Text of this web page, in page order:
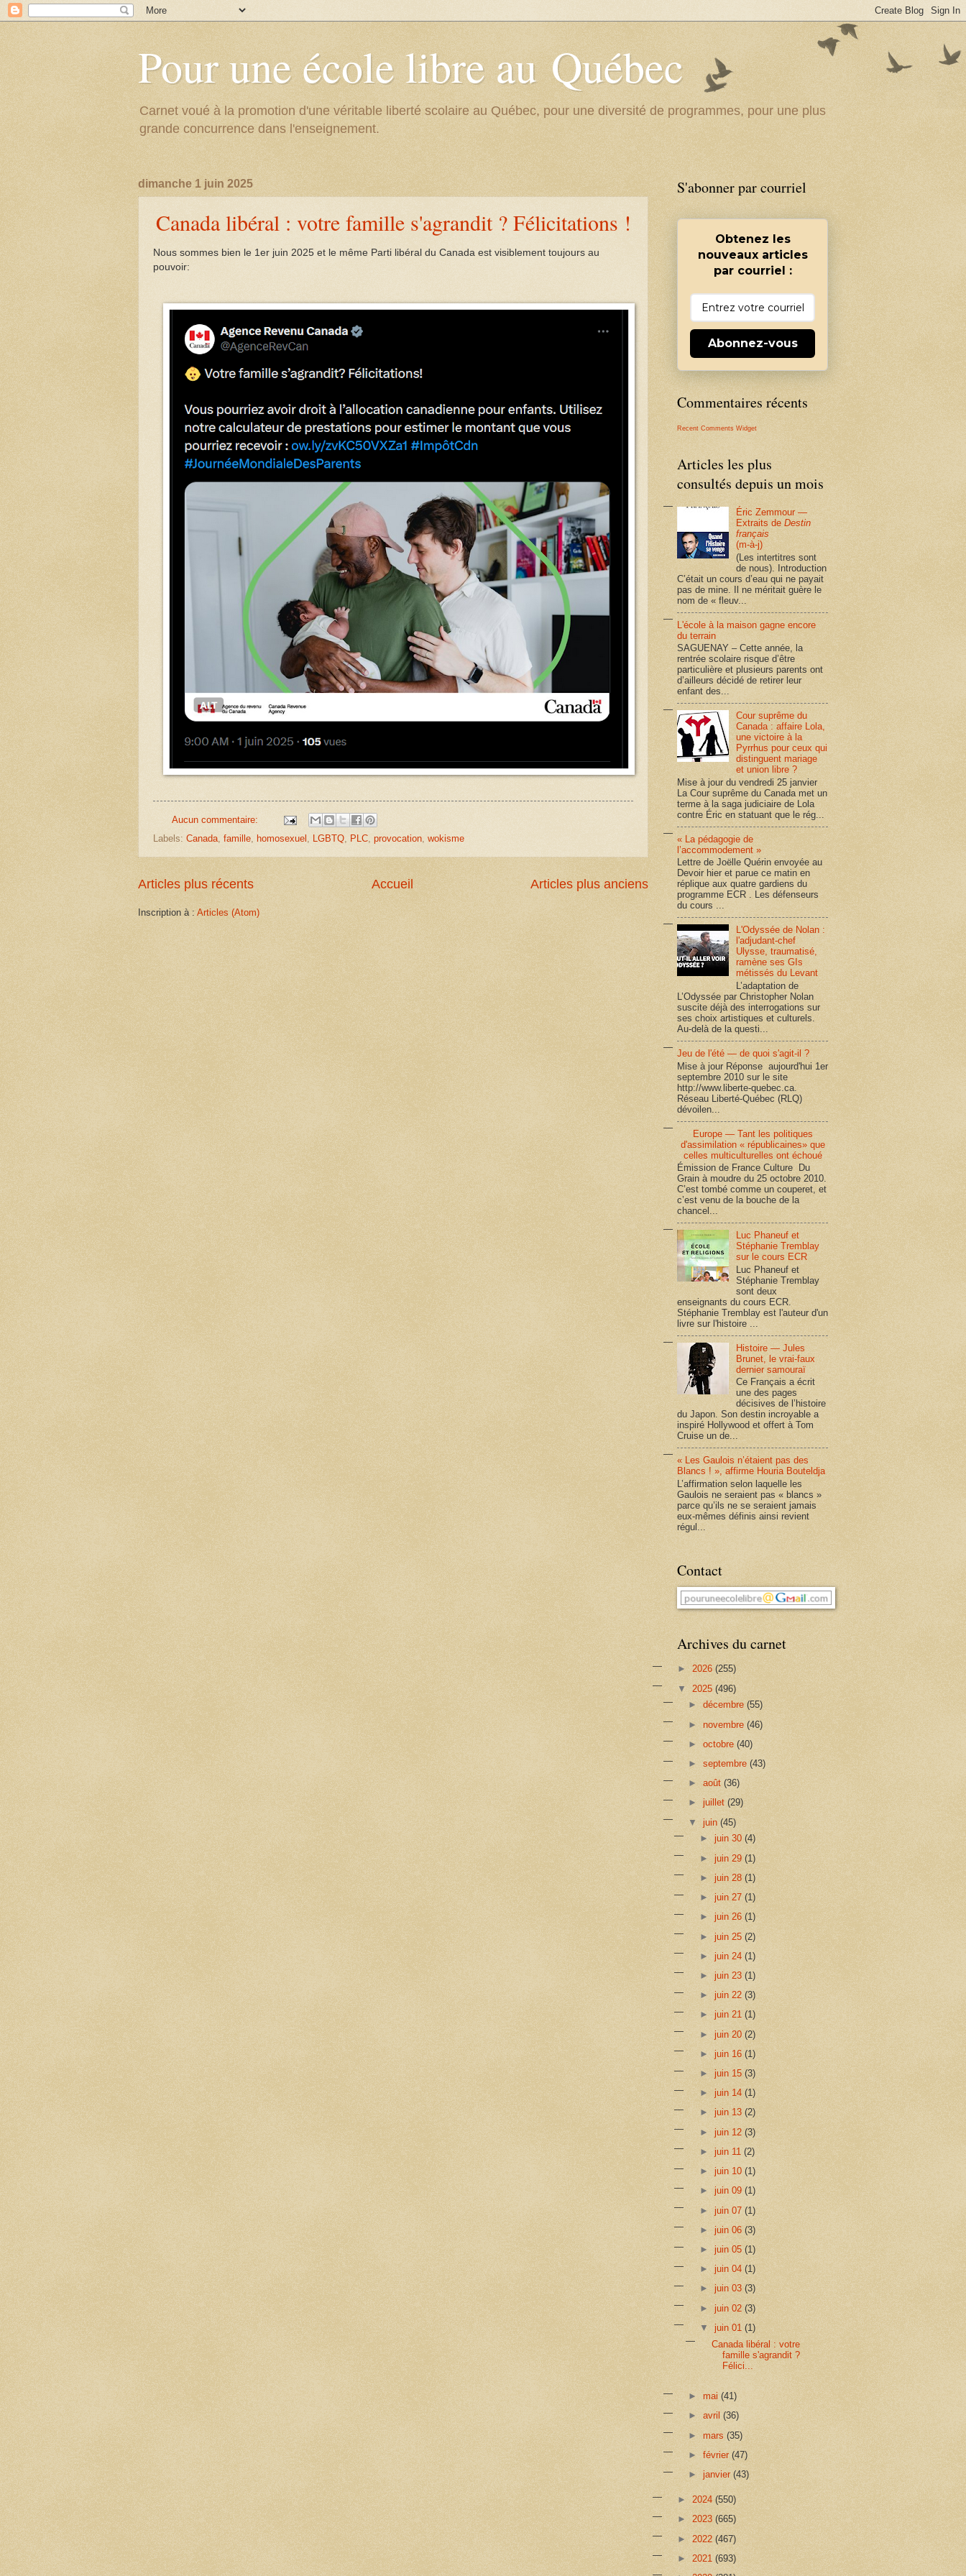
Pour une école libre au Québec
Carnet voué à la promotion d'une véritable liberté scolaire au Québec, pour une diversité de programmes, pour une plus
grande concurrence dans l'enseignement.
dimanche 1 juin 2025
Canada libéral : votre famille s'agrandit ? Félicitations !
Nous sommes bien le 1er juin 2025 et le même Parti libéral du Canada est visiblement toujours au
pouvoir:
Aucun commentaire:
Labels: Canada, famille, homosexuel , LGBTQ, PLC, provocation, wokisme
Articles plus récents Articles plus anciens
Accueil
Inscription à : Articles (Atom)
S'abonner par courriel
Obtenez les
nouveaux articles
par courriel :
Abonnez-vous
Commentaires récents
Recent Comments Widget
Articles les plus
consultés depuis un mois
Éric Zemmour —
Extraits deDestin
français
(m-à-j)
(Les intertitres sont
de nous). Introduction
C’était un cours d’eau qui ne payait
pas de mine. Il ne méritait guère le
nom de « fleuv...
L'école à la maison gagne encore
du terrain
SAGUENAY – Cette année, la
rentrée scolaire risque d’être
particulière et plusieurs parents ont
d’ailleurs décidé de retirer leur
enfant des...
Cour suprême du
Canada : affaire Lola,
une victoire à la
Pyrrhus pour ceux qui
distinguent mariage
et union libre ?
Mise à jour du vendredi 25 janvier
La Cour suprême du Canada met un
terme à la saga judiciaire de Lola
contre Éric en statuant que le rég...
« La pédagogie de
l’accommodement »
Lettre de Joëlle Quérin envoyée au
Devoir hier et parue ce matin en
réplique aux quatre gardiens du
programme ECR . Les défenseurs
du cours ...
L'Odyssée de Nolan :
l'adjudant-chef
Ulysse, traumatisé,
ramène ses GIs
métissés du Levant
L’adaptation de
L’Odyssée par Christopher Nolan
suscite déjà des interrogations sur
ses choix artistiques et culturels.
Au-delà de la questi...
Jeu de l'été — de quoi s'agit-il ?
Mise à jour Réponse aujourd'hui 1er
septembre 2010 sur le site
http://www.liberte-quebec.ca.
Réseau Liberté-Québec (RLQ)
dévoilen...
Europe — Tant les politiques
d'assimilation « républicaines» que
celles multiculturelles ont échoué
Émission de France Culture Du
Grain à moudre du 25 octobre 2010.
C’est tombé comme un couperet, et
c’est venu de la bouche de la
chancel...
Luc Phaneuf et
Stéphanie Tremblay
sur le cours ECR
Luc Phaneuf et
Stéphanie Tremblay
sont deux
enseignants du cours ECR.
Stéphanie Tremblay est l'auteur d'un
livre sur l'histoire ...
Histoire — Jules
Brunet, le vrai-faux
dernier samouraï
Ce Français a écrit
une des pages
décisives de l’histoire
du Japon. Son destin incroyable a
inspiré Hollywood et offert à Tom
Cruise un de...
« Les Gaulois n’étaient pas des
Blancs ! », affirme Houria Bouteldja
L’affirmation selon laquelle les
Gaulois ne seraient pas « blancs »
parce qu’ils ne se seraient jamais
eux-mêmes définis ainsi revient
régul...
Contact
Archives du carnet
► 2026 (255)
▼ 2025 (496)
►décembre(55)
► novembre(46)
►octobre(40)
►septembre(43)
►août(36)
►juillet(29)
▼juin(45)
► juin 30 (4)
► juin 29 (1)
► juin 28 (1)
► juin 27 (1)
► juin 26 (1)
► juin 25 (2)
► juin 24 (1)
► juin 23 (1)
► juin 22 (3)
► juin 21 (1)
► juin 20 (2)
► juin 16 (1)
► juin 15 (3)
► juin 14 (1)
► juin 13 (2)
► juin 12 (3)
► juin 11 (2)
► juin 10 (1)
► juin 09 (1)
► juin 07 (1)
► juin 06 (3)
► juin 05 (1)
► juin 04 (1)
► juin 03 (3)
► juin 02 (3)
▼ juin 01 (1)
Canada libéral : votre
famille s'agrandit ?
Félici...
►mai(41)
►avril(36)
► mars(35)
►février(47)
► janvier(43)
► 2024 (550)
► 2023 (665)
► 2022 (467)
► 2021 (693)